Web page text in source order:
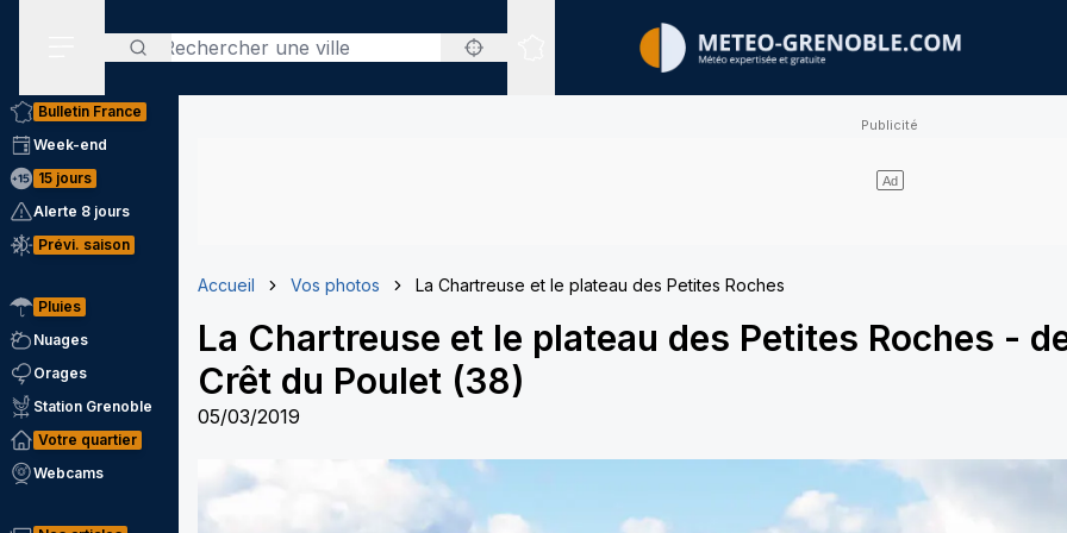
Rechercher
Sites expertisés
Bulletin France
Week-end
15 jours
Alerte 8 jours
Prévi. saison
Pluies
Nuages
Orages
Station Grenoble
Votre quartier
Webcams
Accueil Vos photos La Chartreuse et le plateau des Petites Roches
La Chartreuse et le plateau des Petites Roches -
Crêt du Poulet (38)
05/03/2019